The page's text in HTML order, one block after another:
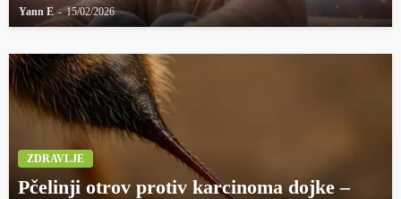
Yann E 15/02/2026
ZDRAVLJE
Pčelinji otrov protiv karcinoma dojke –